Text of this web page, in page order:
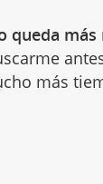
queda
más